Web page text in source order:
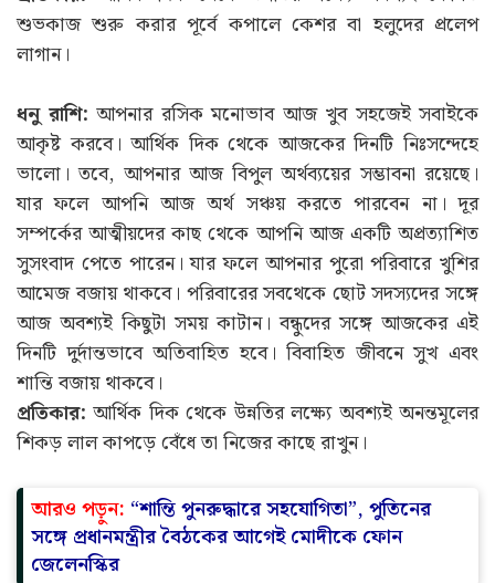
শুভকাজ শুরু করার পূর্বে কপালে কেশর বা হলুদের প্রলেপ
লাগান।
ধনু রাশি: আপনার রসিক মনোভাব আজ খুব সহজেই সবাইকে
আকৃষ্ট করবে। আর্থিক দিক থেকে আজকের দিনটি নিঃসন্দেহে
ভালো। তবে, আপনার আজ বিপুল অর্থব্যয়ের সম্ভাবনা রয়েছে।
যার ফলে আপনি আজ অর্থ সঞ্চয় করতে পারবেন না। দূর
সম্পর্কের আত্মীয়দের কাছ থেকে আপনি আজ একটি অপ্রত্যাশিত
সুসংবাদ পেতে পারেন। যার ফলে আপনার পুরো পরিবারে খুশির
আমেজ বজায় থাকবে। পরিবারের সবথেকে ছোট সদস্যদের সঙ্গে
আজ অবশ্যই কিছুটা সময় কাটান। বন্ধুদের সঙ্গে আজকের এই
দিনটি দুর্দান্তভাবে অতিবাহিত হবে। বিবাহিত জীবনে সুখ এবং
শান্তি বজায় থাকবে।
প্রতিকার: আর্থিক দিক থেকে উন্নতির লক্ষ্যে অবশ্যই অনন্তমূলের
শিকড় লাল কাপড়ে বেঁধে তা নিজের কাছে রাখুন।
আরও পড়ুন: “শান্তি পুনরুদ্ধারে সহযোগিতা”, পুতিনের
সঙ্গে প্রধানমন্ত্রীর বৈঠকের আগেই মোদীকে ফোন
জেলেনস্কির